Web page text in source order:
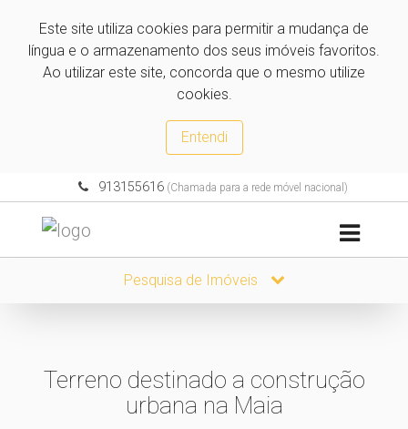
Este site utiliza cookies para permitir a mudança de
língua e o armazenamento dos seus imóveis favoritos.
Ao utilizar este site, concorda que o mesmo utilize
cookies.
Entendi
913155616 (Chamada para a rede móvel nacional)
Pesquisa de Imóveis
Terreno destinado a construção
urbana na Maia